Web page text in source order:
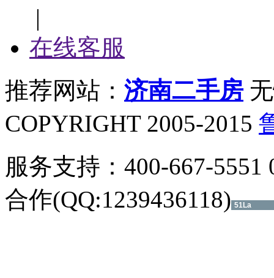
给我留言
|
招商合作
|
在线客服
推荐网站：
济南二手房无
COPYRIGHT 2005-2015